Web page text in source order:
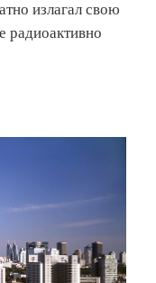
излагал свою
радиоактивно